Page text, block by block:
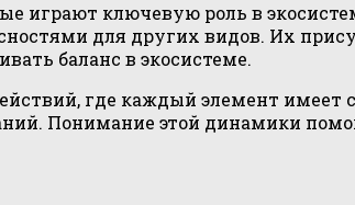
играют ключевую роль в
для других видов. Их
баланс в экосистеме.
где каждый элемент имеет
Понимание этой динамики